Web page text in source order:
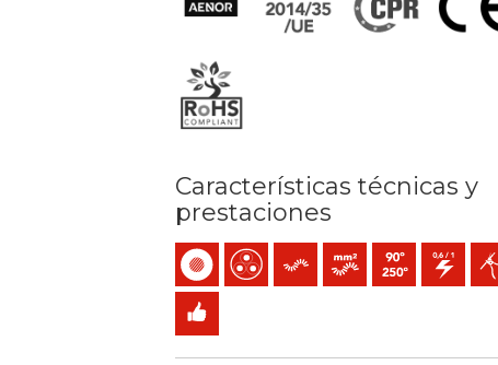
Características técnicas y
prestaciones
UnipolarMultipolar Conductor flexible (clase
Temperatura
0,6/1 (1,2)
Fácil instalación